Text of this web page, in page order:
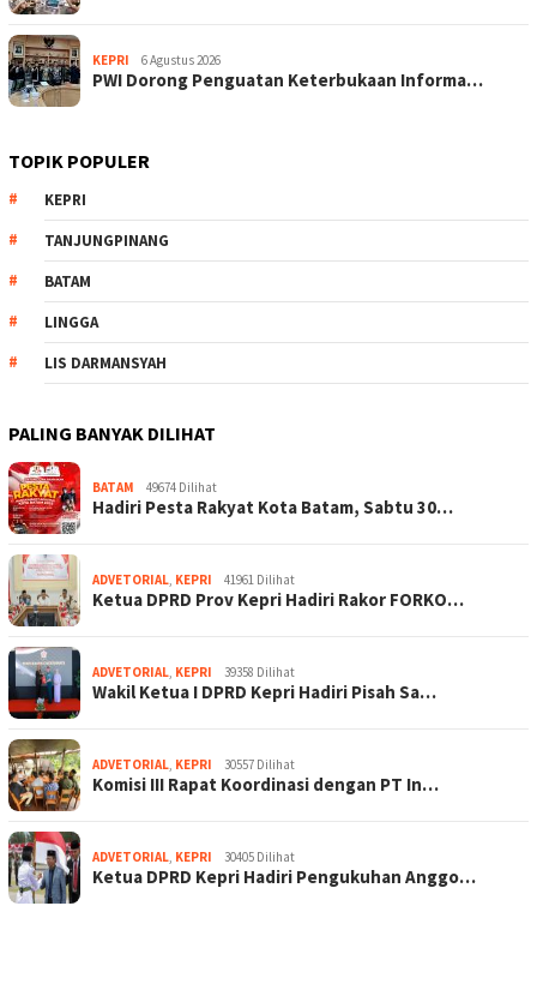
KEPRI 6 Agustus 2026
PWI Dorong Penguatan Keterbukaan Informa…
TOPIK POPULER
KEPRI
TANJUNGPINANG
BATAM
LINGGA
LIS DARMANSYAH
PALING BANYAK DILIHAT
BATAM 49674 Dilihat
Hadiri Pesta Rakyat Kota Batam, Sabtu 30…
ADVETORIAL, KEPRI 41961 Dilihat
Ketua DPRD Prov Kepri Hadiri Rakor FORKO…
ADVETORIAL, KEPRI 39358 Dilihat
Wakil Ketua I DPRD Kepri Hadiri Pisah Sa…
ADVETORIAL, KEPRI 30557 Dilihat
Komisi III Rapat Koordinasi dengan PT In…
ADVETORIAL, KEPRI 30405 Dilihat
Ketua DPRD Kepri Hadiri Pengukuhan Anggo…